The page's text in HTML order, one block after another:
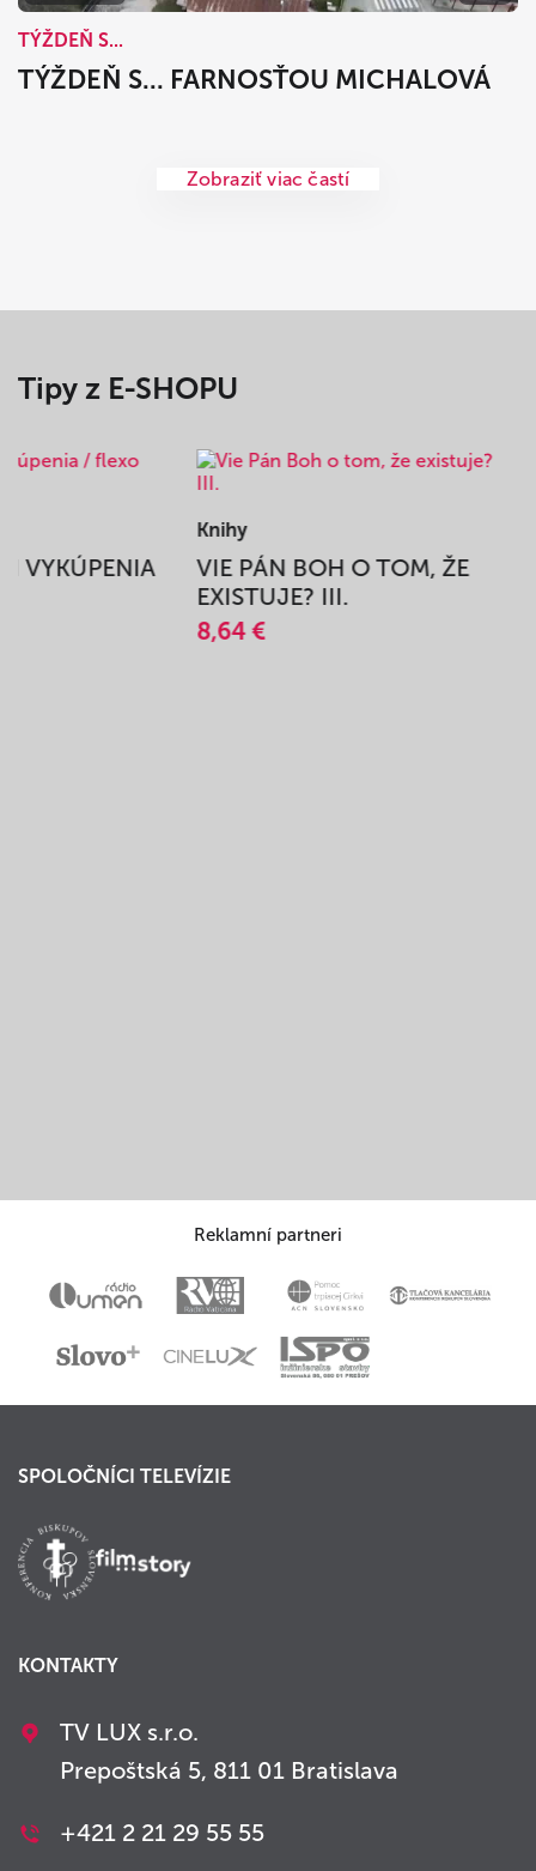
TÝŽDEŇ S...
TÝŽDEŇ S... FARNOSŤOU MICHALOVÁ
Zobraziť viac častí
Tipy z E-SHOPU
VYKÚPENIA
Knihy
VIE PÁN BOH O TOM, ŽE
EXISTUJE? III.
8,64 €
Reklamní partneri
SPOLOČNÍCI TELEVÍZIE
KONTAKTY
TV LUX s.r.o.
Prepoštská 5, 811 01 Bratislava
+421 2 21 29 55 55